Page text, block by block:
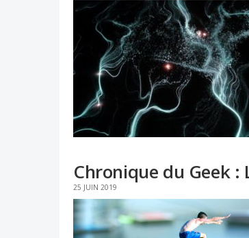
Chronique du Geek :
25 JUIN 2019